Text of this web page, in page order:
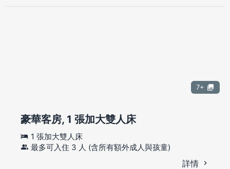
7+
豪華客房, 1 張加大雙人床
1 張加大雙人床
最多可入住 3 人 (含所有額外成人與孩童)
詳情